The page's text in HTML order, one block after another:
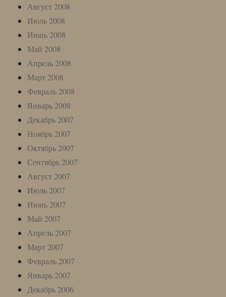
Август 2008
Июль 2008
Июнь 2008
Май 2008
Апрель 2008
Март 2008
Февраль 2008
Январь 2008
Декабрь 2007
Ноябрь 2007
Октябрь 2007
Сентябрь 2007
Август 2007
Июль 2007
Июнь 2007
Май 2007
Апрель 2007
Март 2007
Февраль 2007
Январь 2007
Декабрь 2006